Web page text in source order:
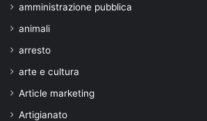
amministrazione pubblica
animali
arresto
arte e cultura
Article marketing
Artigianato